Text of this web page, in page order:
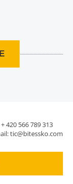
+ 420 566 789 313
tic@bitessko.com